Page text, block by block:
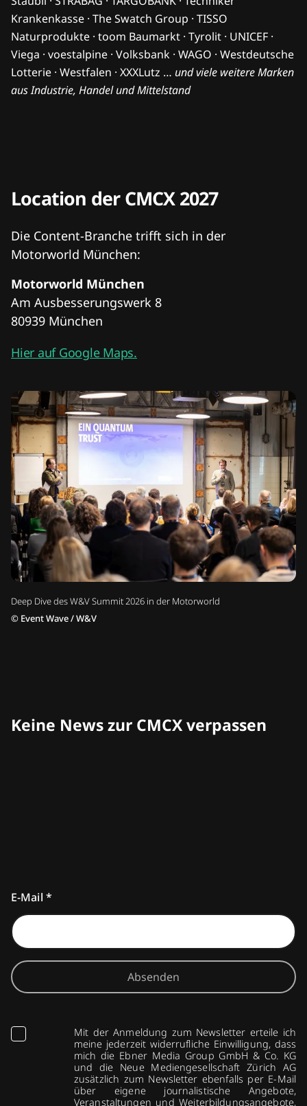
Krankenkasse · The Swatch Group · TISSO
Naturprodukte · toom Baumarkt · Tyrolit · UNICEF ·
Viega · voestalpine · Volksbank · WAGO · Westdeutsche
Lotterie · Westfalen · XXXLutz … und viele weitere Marken
aus Industrie, Handel und Mittelstand
Deep Dive des W&V Summit 2026 in der Motorworld
© Event Wave / W&V
Location der CMCX 2027
Die Content-Branche trifft sich in der
Motorworld München:
Motorworld München
Am Ausbesserungswerk 8
80939 München
Hier auf Google Maps.
Keine News zur CMCX verpassen
E-Mail *
Absenden
Mit der Anmeldung zum Newsletter erteile ich
meine jederzeit widerrufliche Einwilligung, dass
mich die Ebner Media Group GmbH & Co. KG
und die Neue Mediengesellschaft Zürich AG
zusätzlich zum Newsletter ebenfalls per E-Mail
über eigene journalistische Angebote,
Veranstaltungen und Weiterbildungsangebote,